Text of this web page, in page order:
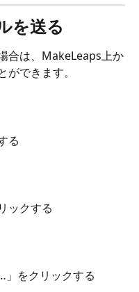
を送る
合は、MakeLeaps上か
できます。
る
ックする
」をクリックする